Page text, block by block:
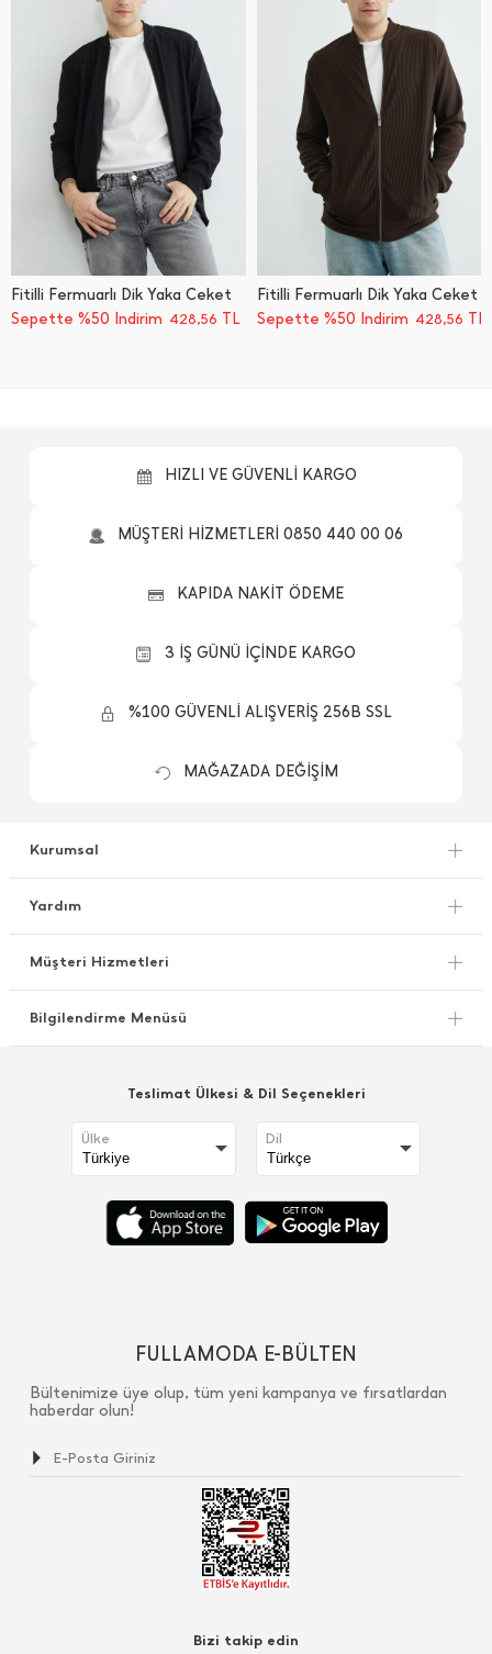
Fitilli Fermuarlı Dik Yaka Ceket
Sepette %50 İndirim 428,56 TL
Fitilli Fermuarlı Dik Yaka Ceket
Sepette %50 İndirim 428,56 TL
HIZLI VE GÜVENLİ KARGO
MÜŞTERİ HİZMETLERİ 0850 440 00 06
KAPIDA NAKİT ÖDEME
3 İŞ GÜNÜ İÇİNDE KARGO
%100 GÜVENLİ ALIŞVERİŞ 256B SSL
MAĞAZADA DEĞİŞİM
Kurumsal
Yardım
Müşteri Hizmetleri
Bilgilendirme Menüsü
Teslimat Ülkesi & Dil Seçenekleri
Ülke Dil
FULLAMODA E-BÜLTEN
Bültenimize üye olup, tüm yeni kampanya ve fırsatlardan
haberdar olun!
Bizi takip edin